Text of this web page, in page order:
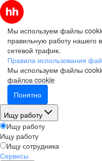
Мы используем файлы
правильную работу нашего
сетевой трафик.
Правила использования
Мы используем файлы
файлов cookie
Понятно
Ищу работу
Ищу работу
Ищу работу
Ищу сотрудника
Сервисы